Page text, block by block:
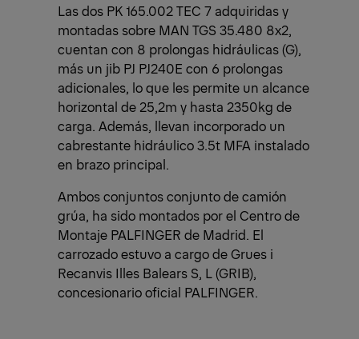
Las dos PK 165.002 TEC 7 adquiridas y
montadas sobre MAN TGS 35.480 8x2,
cuentan con 8 prolongas hidráulicas (G),
más un jib PJ PJ240E con 6 prolongas
adicionales, lo que les permite un alcance
horizontal de 25,2m y hasta 2350kg de
carga. Además, llevan incorporado un
cabrestante hidráulico 3.5t MFA instalado
en brazo principal.
Ambos conjuntos conjunto de camión
grúa, ha sido montados por el Centro de
Montaje PALFINGER de Madrid. El
carrozado estuvo a cargo de Grues i
Recanvis Illes Balears S, L (GRIB),
concesionario oficial PALFINGER.